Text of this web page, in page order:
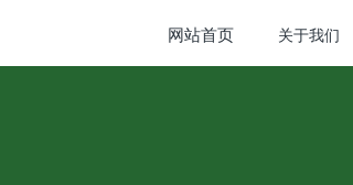
网站首页 关于我们